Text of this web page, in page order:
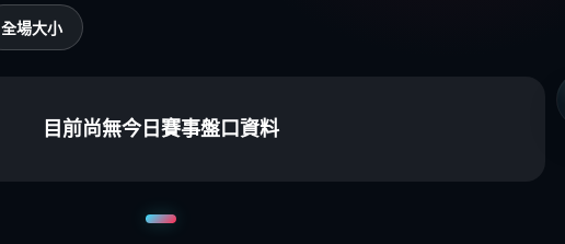
全場大小
目前尚無今日賽事盤口資料